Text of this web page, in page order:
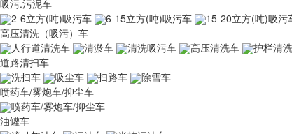
吸污.污泥车
2-6立方(吨)吸污车
6-15立方(吨)吸污车 15-20立方(吨)吸污
高压清洗（吸污）车
人行道清洗车
清淤车 清洗吸污车 高压清洗车
护栏清
道路清扫车
洗扫车
吸尘车 扫路车
除雪车
喷药车/雾炮车/抑尘车
喷药车/雾炮车/抑尘车
油罐车